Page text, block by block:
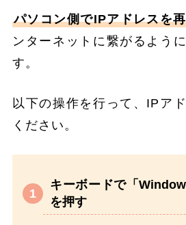
パソコン側でIPアドレスを
ンターネットに繋がるよう
す。
以下の操作を行って、IPア
ください。
キーボードで「
を押す